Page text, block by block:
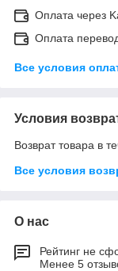
Оплата через
Оплата
Все условия
Условия
Возврат товара в
Все условия
О нас
Рейтинг не
Менее 5